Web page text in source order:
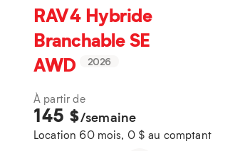
RAV4 Hybride
Branchable SE
AWD
2026
À partir de
145 $/semaine
Location 60 mois, 0 $ au comptant